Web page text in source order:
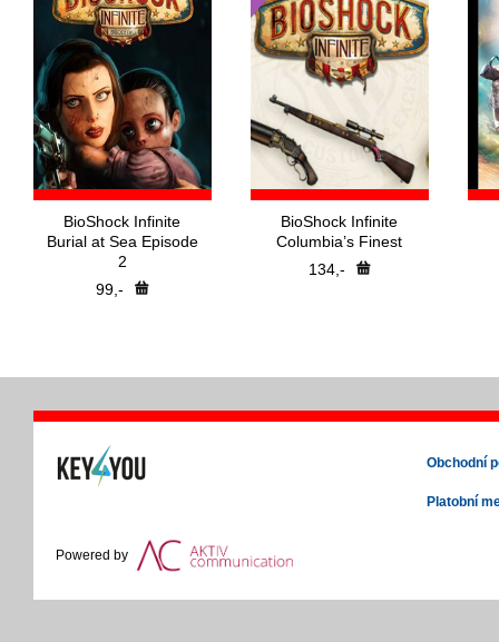
BioShock Infinite
Burial at Sea Episode
2
99,-
BioShock Infinite
Columbia’s Finest
134,-
Powered by
Obchodní
Platobní